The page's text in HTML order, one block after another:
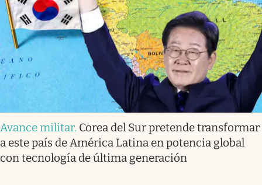
Avance militar. Corea del Sur pretende transformar
a este país de América Latina en potencia global
con tecnología de última generación